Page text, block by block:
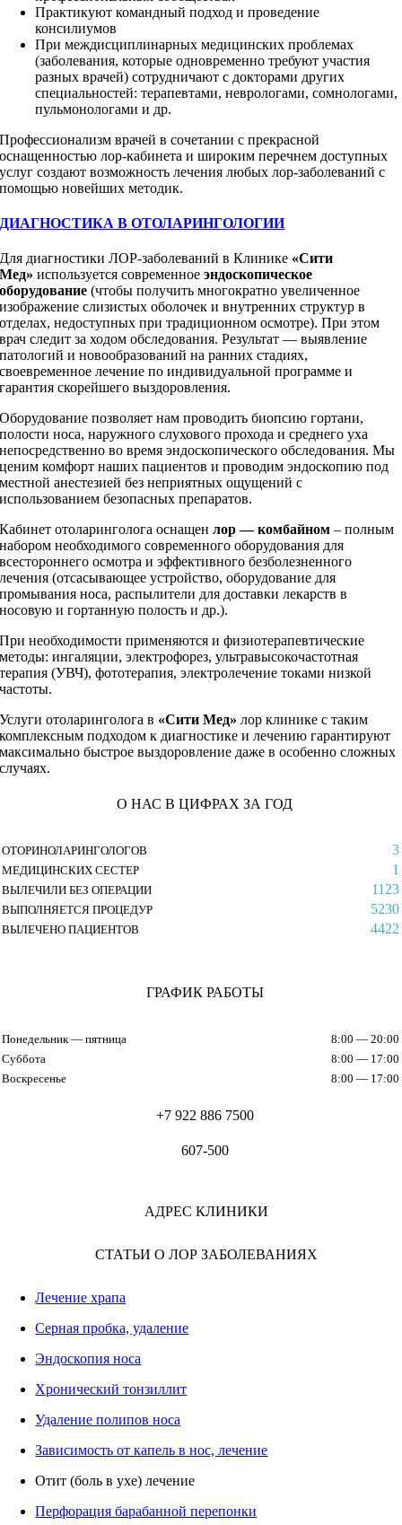
Практикуют командный подход и проведение
консилиумов
При междисциплинарных медицинских проблемах
(заболевания, которые одновременно требуют участия
разных врачей) сотрудничают с докторами других
специальностей: терапевтами, неврологами, сомнологами,
пульмонологами и др.
Профессионализм врачей в сочетании с прекрасной
оснащенностью лор-кабинета и широким перечнем доступных
услуг создают возможность лечения любых лор-заболеваний с
помощью новейших методик.
ДИАГНОСТИКА В ОТОЛАРИНГОЛОГИИ
Для диагностики ЛОР-заболеваний в Клинике «Сити
Мед» используется современноеэндоскопическое
оборудование(чтобы получить многократно увеличенное
изображение слизистых оболочек и внутренних структур в
отделах, недоступных при традиционном осмотре). При этом
врач следит за ходом обследования. Результат — выявление
патологий и новообразований на ранних стадиях,
своевременное лечение по индивидуальной программе и
гарантия скорейшего выздоровления.
Оборудование позволяет нам проводить биопсию гортани,
полости носа, наружного слухового прохода и среднего уха
непосредственно во время эндоскопического обследования. Мы
ценим комфорт наших пациентов и проводим эндоскопию под
местной анестезией без неприятных ощущений с
использованием безопасных препаратов.
Кабинет отоларинголога оснащенлор — комбайном – полным
набором необходимого современного оборудования для
всестороннего осмотра и эффективного безболезненного
лечения (отсасывающее устройство, оборудование для
промывания носа, распылители для доставки лекарств в
носовую и гортанную полость и др.).
При необходимости применяются и физиотерапевтические
методы: ингаляции, электрофорез, ультравысокочастотная
терапия (УВЧ), фототерапия, электролечение токами низкой
частоты.
Услуги отоларинголога в «Сити Мед» лор клинике с таким
комплексным подходом к диагностике и лечению гарантируют
максимально быстрое выздоровление даже в особенно сложных
случаях.
О НАС В ЦИФРАХ ЗА ГОД
ОТОРИНОЛАРИНГОЛОГОВ 3
МЕДИЦИНСКИХ СЕСТЕР 1
ВЫЛЕЧИЛИ БЕЗ ОПЕРАЦИИ 1123
ВЫПОЛНЯЕТСЯ ПРОЦЕДУР 5230
ВЫЛЕЧЕНО ПАЦИЕНТОВ 4422
ГРАФИК РАБОТЫ
Понедельник — пятница
8:00 — 20:00
Суббота
8:00 — 17:00
Воскресенье
8:00 — 17:00
+7 922 886 7500
607-500
АДРЕС КЛИНИКИ
СТАТЬИ О ЛОР ЗАБОЛЕВАНИЯХ
Лечение храпа
Серная пробка, удаление
Эндоскопия носа
Хронический тонзиллит
Удаление полипов носа
Зависимость от капель в нос, лечение
Отит (боль в ухе) лечение
Перфорация барабанной перепонки